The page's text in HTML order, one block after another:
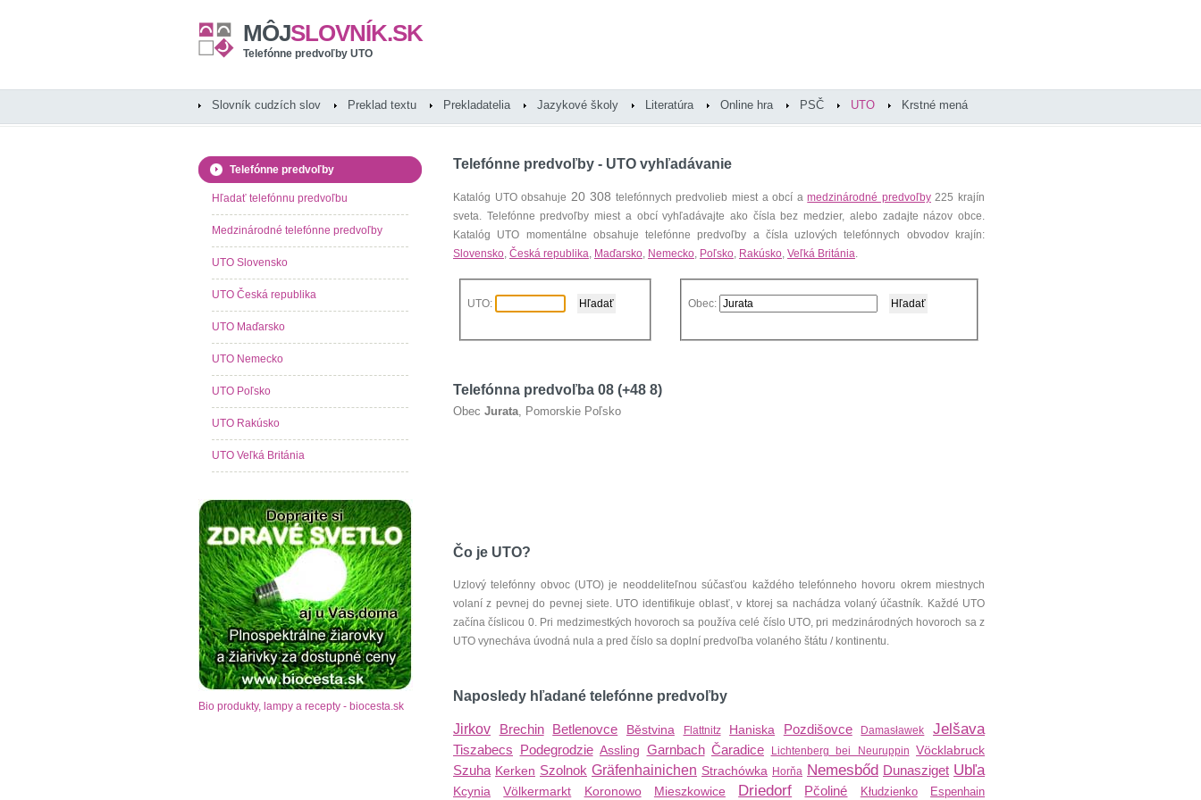
MÔJSLOVNÍK.SK
Telefónne predvoľby UTO
Slovník cudzích slov Preklad textu Prekladatelia Jazykové školy Literatúra Online hra PSČ UTO Krstné mená
Telefónne predvoľby - UTO vyhľadávanie
Katalóg UTO obsahuje 20 308 telefónnych predvolieb miest a obcí amedzinárodné predvoľby225 krajín
sveta. Telefónne predvoľby miest a obcí vyhľadávajte ako čísla bez medzier, alebo zadajte názov obce.
Katalóg UTO momentálne obsahuje telefónne predvoľby a čísla uzlových telefónnych obvodov krajín:
Slovensko, Česká republika, Maďarsko, Nemecko, Poľsko, Rakúsko, Veľká Británia.
UTO: Obec:
Telefónna predvoľba 08 (+48 8)
Obec Jurata, Pomorskie Poľsko
Čo je UTO?
Uzlový telefónny obvoc (UTO) je neoddeliteľnou súčasťou každého telefónneho hovoru okrem miestnych
volaní z pevnej do pevnej siete. UTO identifikuje oblasť, v ktorej sa nachádza volaný účastník. Každé UTO
začína číslicou 0. Pri medzimestkých hovoroch sa používa celé číslo UTO, pri medzinárodných hovoroch sa z
UTO vynecháva úvodná nula a pred číslo sa doplní predvoľba volaného štátu / kontinentu.
Naposledy hľadané telefónne predvoľby
Jirkov Brechin Betlenovce Běstvina Flattnitz Haniska Pozdišovce Damasławek Jelšava
Tiszabecs Podegrodzie Assling Garnbach Čaradice Lichtenberg bei Neuruppin Vöcklabruck
Szuha Kerken Szolnok Gräfenhainichen Strachówka Horňa Nemesbőd Dunasziget Ubľa
Kcynia Völkermarkt Koronowo Mieszkowice Driedorf Pčoliné Kłudzienko Espenhain
Telefónne predvoľby
Hľadať telefónnu predvoľbu
Medzinárodné telefónne predvoľby
UTO Slovensko
UTO Česká republika
UTO Maďarsko
UTO Nemecko
UTO Poľsko
UTO Rakúsko
UTO Veľká Británia
Bio produkty, lampy a recepty - biocesta.sk